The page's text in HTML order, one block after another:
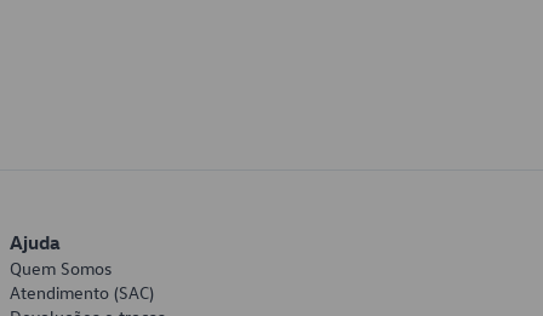
Ajuda
Quem Somos
Atendimento (SAC)